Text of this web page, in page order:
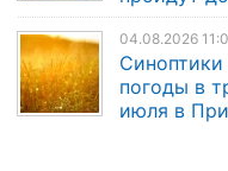
04.08.2026
Синоптики
погоды в
июля в